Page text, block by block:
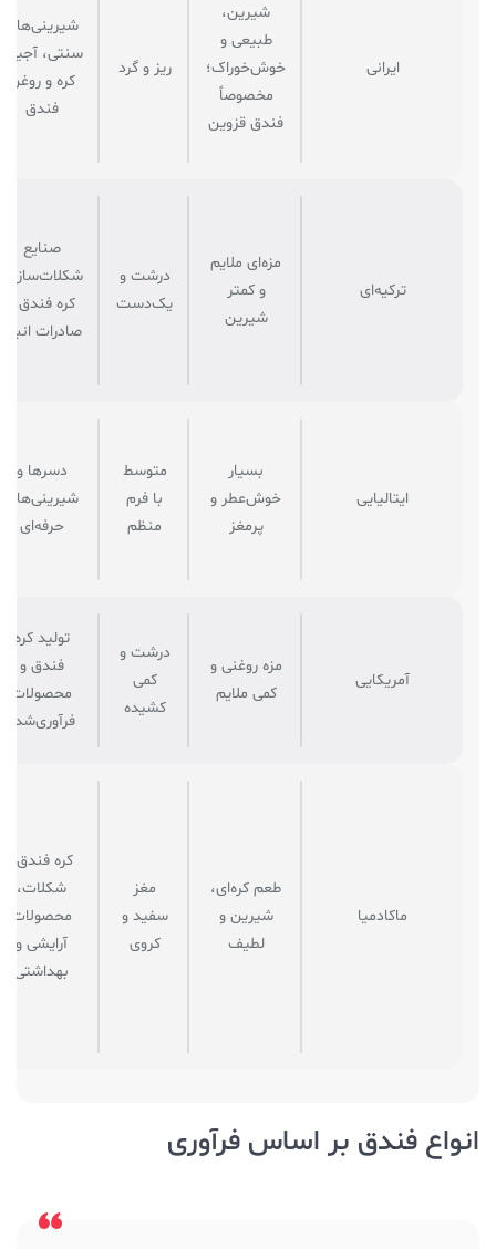
ایرانی
شیرین،
طبیعی و
خوش‌خوراک؛
مخصوصاً
فندق قزوین
ریز و گرد
شیرینی‌های
سنتی، آجیل،
کره و روغن
فندق
ترکیه‌ای
مزه‌ای ملایم
و کمتر
شیرین
درشت و
یک‌دست
صنایع
شکلات‌سازی،
کره فندق و
صادرات انبوه
ایتالیایی
بسیار
خوش‌عطر و
پرمغز
متوسط
با فرم
منظم
دسرها و
شیرینی‌های
حرفه‌ای
آمریکایی
مزه روغنی و
کمی ملایم
درشت و
کمی
کشیده
تولید کره
فندق و
محصولات
فرآوری‌شده
ماکادمیا
طعم کره‌ای،
شیرین و
لطیف
مغز
سفید و
کروی
کره فندق،
شکلات،
محصولات
آرایشی و
بهداشتی
انواع فندق بر اساس فرآوری